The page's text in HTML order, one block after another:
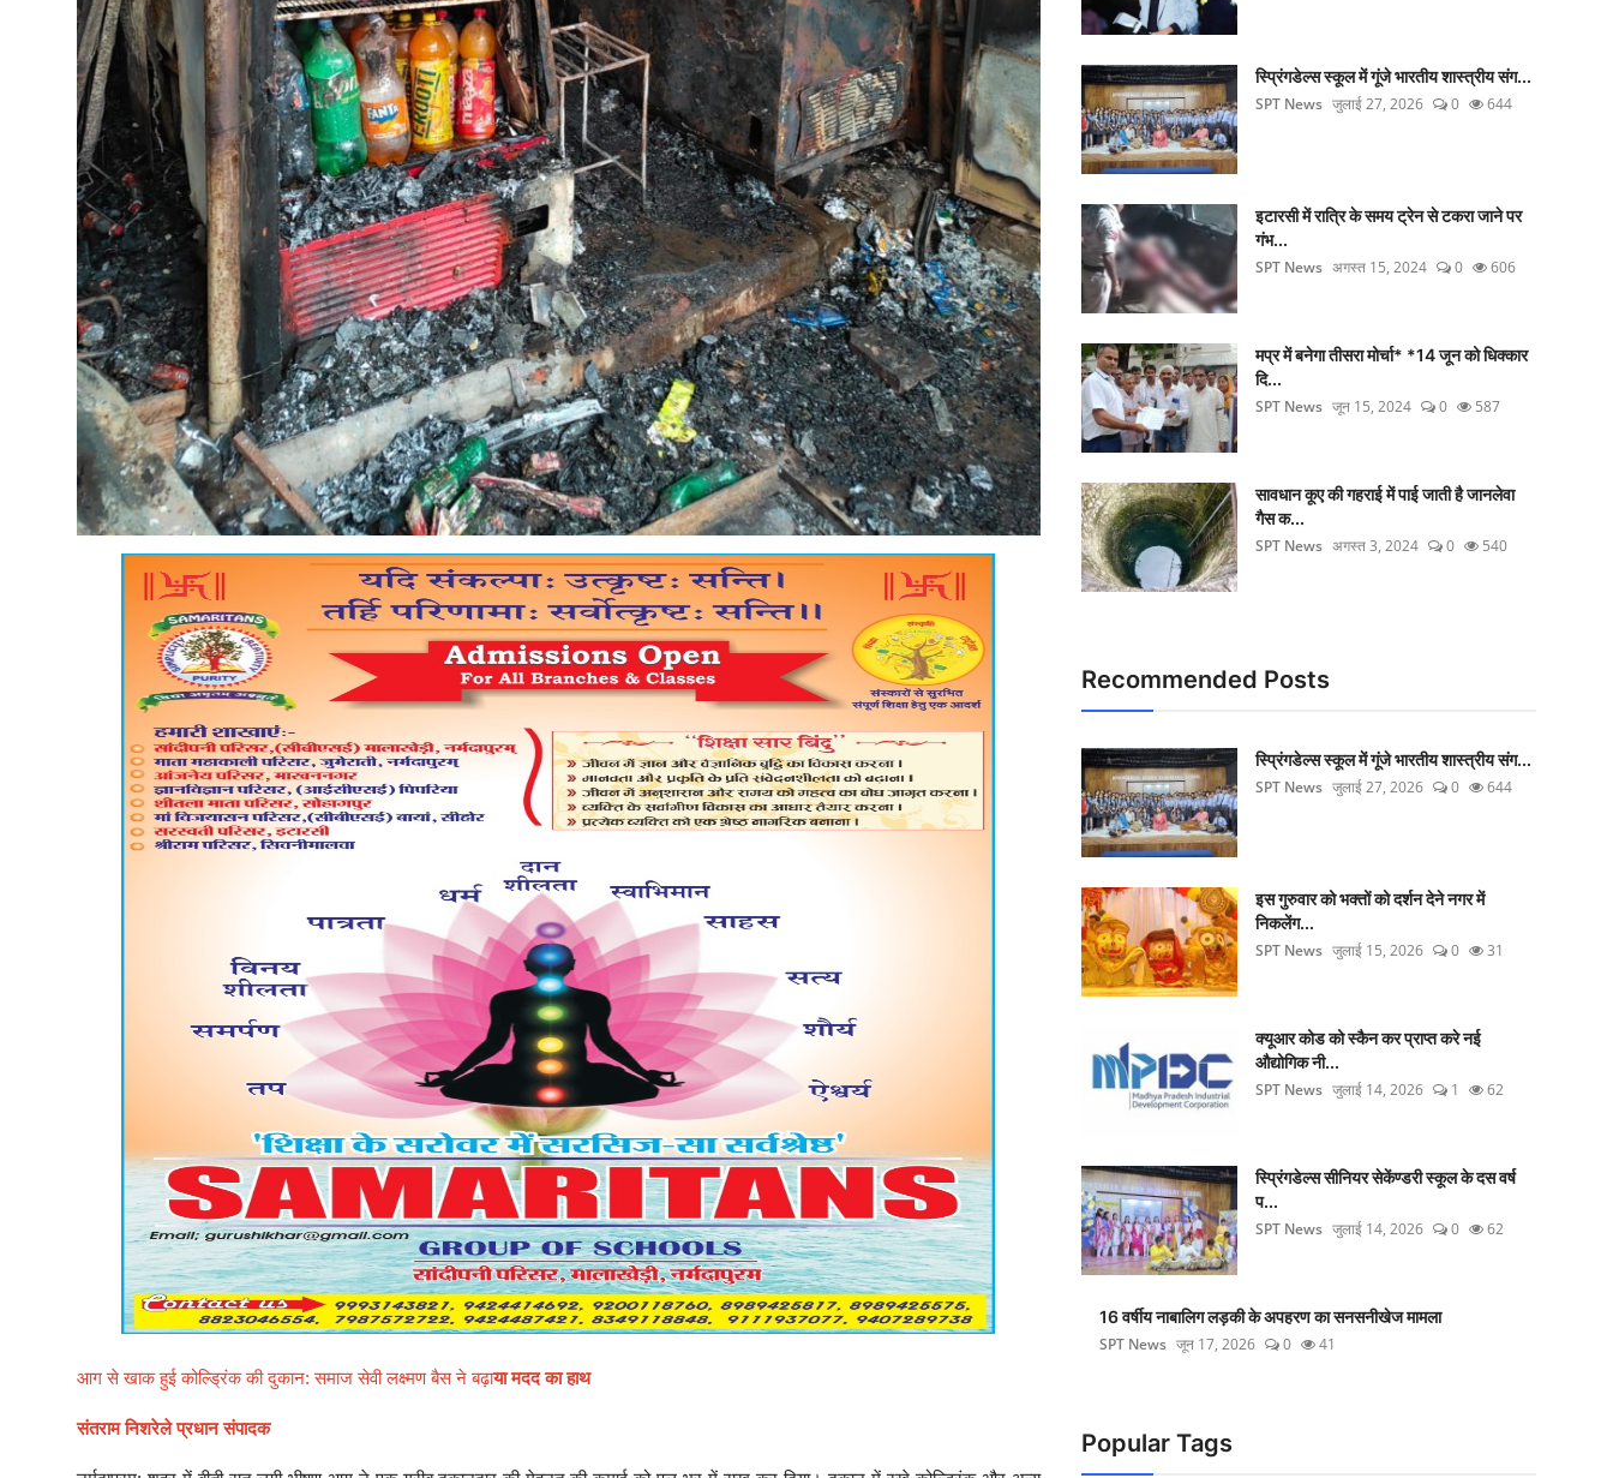
आग से खाक हुई कोल्ड्रिंक की दुकान: समाज सेवी लक्ष्मण बैस ने बढ़ाया मदद का हाथ
संतराम निशरेले प्रधान संपादक
स्प्रिंगडेल्स स्कूल में गूंजे भारतीय शास्त्रीय संग...
SPT News जुलाई 27, 2026 0 644
इटारसी में रात्रि के समय ट्रेन से टकरा जाने पर
गंभ...
SPT News अगस्त 15, 2024 0 606
मप्र में बनेगा तीसरा मोर्चा* *14 जून को धिक्कार
दि...
SPT News जून 15, 2024 0 587
सावधान कूए की गहराई में पाई जाती है जानलेवा
गैस क...
SPT News अगस्त 3, 2024 0 540
Recommended Posts
स्प्रिंगडेल्स स्कूल में गूंजे भारतीय शास्त्रीय संग...
SPT News जुलाई 27, 2026 0 644
इस गुरुवार को भक्तों को दर्शन देने नगर में
निकलेंग...
SPT News जुलाई 15, 2026 0 31
क्यूआर कोड को स्कैन कर प्राप्त करे नई
औद्योगिक नी...
SPT News जुलाई 14, 2026 1 62
स्प्रिंगडेल्स सीनियर सेकेंण्डरी स्कूल के दस वर्ष
प...
SPT News जुलाई 14, 2026 0 62
16 वर्षीय नाबालिग लड़की के अपहरण का सनसनीखेज मामला
SPT News जून 17, 2026 0 41
Popular Tags